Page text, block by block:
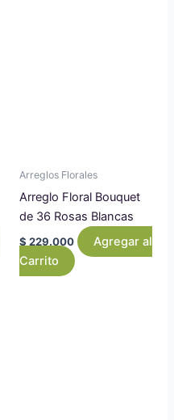
Arreglos Florales
Arreglo Floral Bouquet
de 36 Rosas Blancas
$ 229.000
Agregar al
Carrito